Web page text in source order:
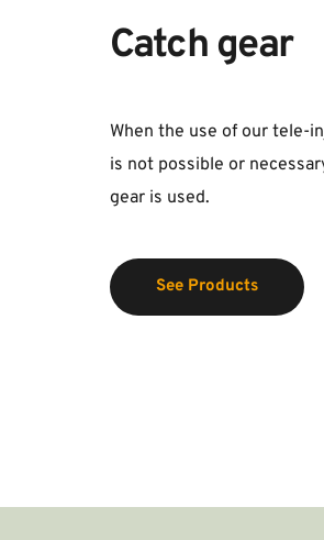
Catch gear
When the use of our tele-
is not possible or
gear is used.
See Products